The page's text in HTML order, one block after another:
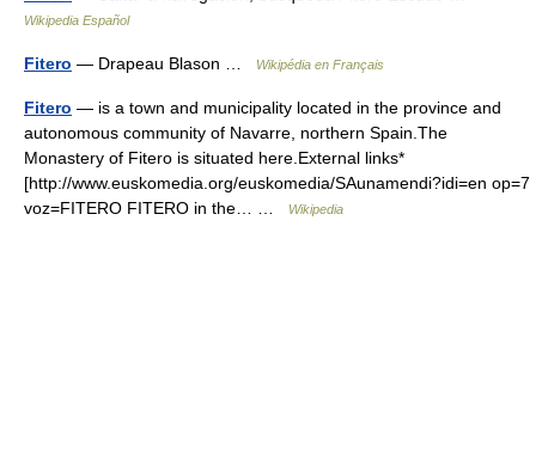
Wikipedia Español
Fitero — Drapeau Blason … Wikipédia en Français
Fitero — is a town and municipality located in the province and
autonomous community of Navarre, northern Spain.The
Monastery of Fitero is situated here.External links*
[http://www.euskomedia.org/euskomedia/SAunamendi?idi=en op=7
voz=FITERO FITERO in the… …
Wikipedia